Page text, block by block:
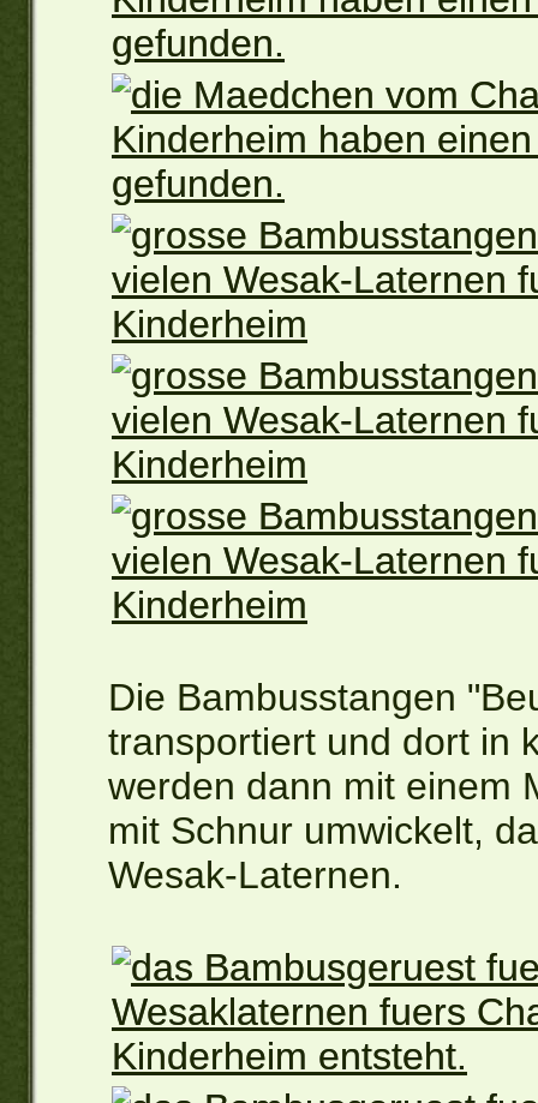
Die Bambusstangen
transportiert und dort in
werden dann mit einem
mit Schnur umwickelt,
Wesak-Laternen.